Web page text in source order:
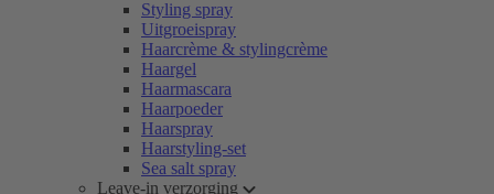
Styling spray
Uitgroeispray
Haarcrème & stylingcrème
Haargel
Haarmascara
Haarpoeder
Haarspray
Haarstyling-set
Sea salt spray
Leave-in verzorging